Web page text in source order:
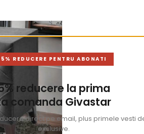
5% REDUCERE PENTRU ABONATI
reducere la prima
comanda Givastar
direct pe email, plus primele vesti
exclusive.